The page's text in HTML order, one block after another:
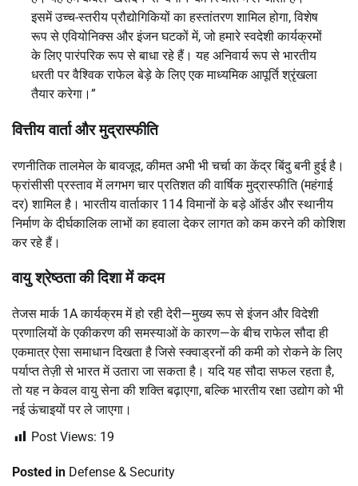
इसमें उच्च-स्तरीय प्रौद्योगिकियों का हस्तांतरण शामिल होगा, विशेष
रूप से एवियोनिक्स और इंजन घटकों में, जो हमारे स्वदेशी कार्यक्रमों
के लिए पारंपरिक रूप से बाधा रहे हैं। यह अनिवार्य रूप से भारतीय
धरती पर वैश्विक राफेल बेड़े के लिए एक माध्यमिक आपूर्ति श्रृंखला
तैयार करेगा।”
वित्तीय वार्ता और मुद्रास्फीति
रणनीतिक तालमेल के बावजूद, कीमत अभी भी चर्चा का केंद्र बिंदु बनी हुई है।
फ्रांसीसी प्रस्ताव में लगभग चार प्रतिशत की वार्षिक मुद्रास्फीति (महंगाई
दर) शामिल है। भारतीय वार्ताकार 114 विमानों के बड़े ऑर्डर और स्थानीय
निर्माण के दीर्घकालिक लाभों का हवाला देकर लागत को कम करने की कोशिश
कर रहे हैं।
वायु श्रेष्ठता की दिशा में कदम
तेजस मार्क 1A कार्यक्रम में हो रही देरी—मुख्य रूप से इंजन और विदेशी
प्रणालियों के एकीकरण की समस्याओं के कारण—के बीच राफेल सौदा ही
एकमात्र ऐसा समाधान दिखता है जिसे स्क्वाड्रनों की कमी को रोकने के लिए
पर्याप्त तेज़ी से भारत में उतारा जा सकता है। यदि यह सौदा सफल रहता है,
तो यह न केवल वायु सेना की शक्ति बढ़ाएगा, बल्कि भारतीय रक्षा उद्योग को भी
नई ऊंचाइयों पर ले जाएगा।
Post Views: 19
Posted in Defense & Security